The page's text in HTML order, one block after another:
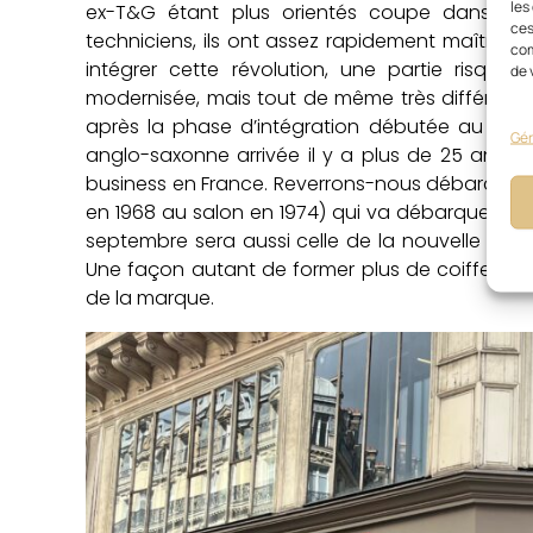
de
ex-T&G étant plus orientés coupe dans
techniciens, ils ont assez rapidement maîtrisé
intégrer cette révolution, une partie
modernisée, mais tout de même très
après la phase d’intégration débutée au
anglo-saxonne arrivée il y a plus de 25 ans,
business en France. Reverrons-nous
en 1968 au salon en 1974) qui va débarquer à
septembre sera aussi celle de la nouvelle
Une façon autant de former plus de coiffeurs
de la marque.